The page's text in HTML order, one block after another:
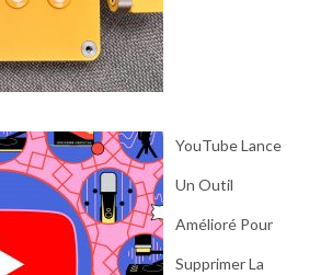
YouTube Lance
Un Outil
Amélioré Pour
Supprimer La